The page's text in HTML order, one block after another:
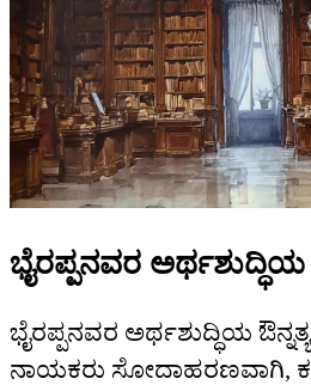
ಭೈರಪ್ಪನವರ ಅರ್ಥಶುದ್ಧಿಯ
ಭೈರಪ್ಪನವರ ಅರ್ಥಶುದ್ಧಿಯ
ನಾಯಕರು ಸೋದಾಹರಣವಾಗಿ,